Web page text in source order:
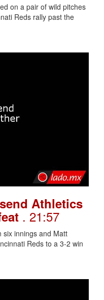
on a pair of wild pitches
Reds rally past the
Athletics
. 21:57
six innings and Matt
Reds to a 3-2 win